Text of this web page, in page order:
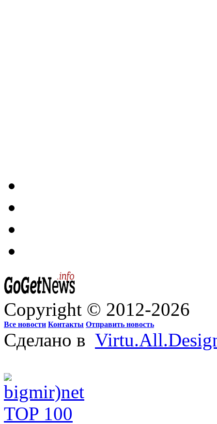
Copyright © 2012-2026
Все новости Контакты Отправить новость
Сделано в